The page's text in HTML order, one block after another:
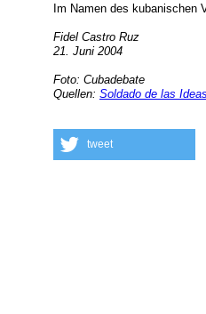
Im Namen des kubanischen
Fidel Castro Ruz
21. Juni 2004
Foto: Cubadebate
Quellen: Soldado de las Ideas
tweet